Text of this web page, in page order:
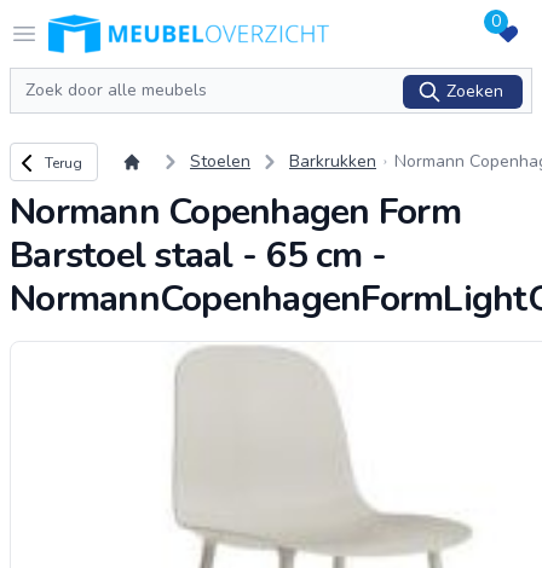
Open menu
Logo Meubeloverzicht.nl 0
Zoeken
Zoeken
Terug naar overzicht
Terug Stoelen Barkrukken
Normann
Normann Copenhagen Form
Barstoel staal - 65 cm -